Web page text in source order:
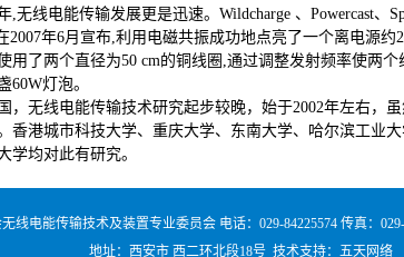
线电能传输发展更是迅速。Wildcharge 、Powercast、
年6月宣布,利用电磁共振成功地点亮了一个离电源约
用了两个直径为50 cm的铜线圈,通过调整发射频率使两
60W灯泡。
无线电能传输技术研究起步较晚，始于2002年左右，
香港城市科技大学、重庆大学、东南大学、哈尔滨工业
学均对此有研究。
线电能传输技术及装置专业委员会 电话：029-84225574 传真：029-
地址：西安市 西二环北段18号 技术支持： 五天网络